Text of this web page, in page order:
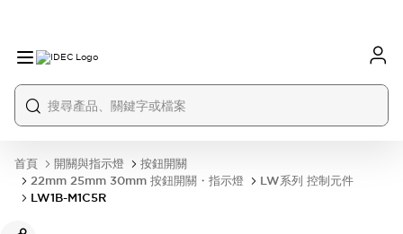
首頁 開關與指示燈
按鈕開關
22mm 25mm 30mm 按鈕開關・指示燈
LW系列 控制元件
LW1B-M1C5R